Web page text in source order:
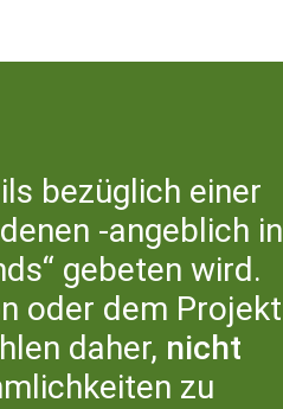
bezüglich einer
-angeblich in
gebeten wird.
oder dem Projekt
daher, nicht
zu